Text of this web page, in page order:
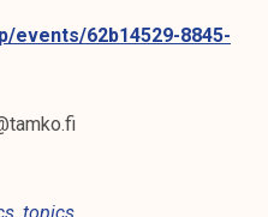
events/62b14529-8845-